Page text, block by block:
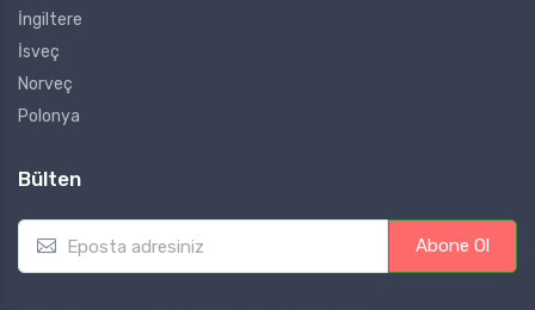
İngiltere
İsveç
Norveç
Polonya
Bülten
E
a
Abone Ol